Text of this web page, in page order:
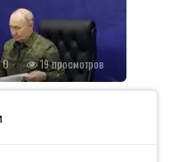
0 19 просмотров
войск: